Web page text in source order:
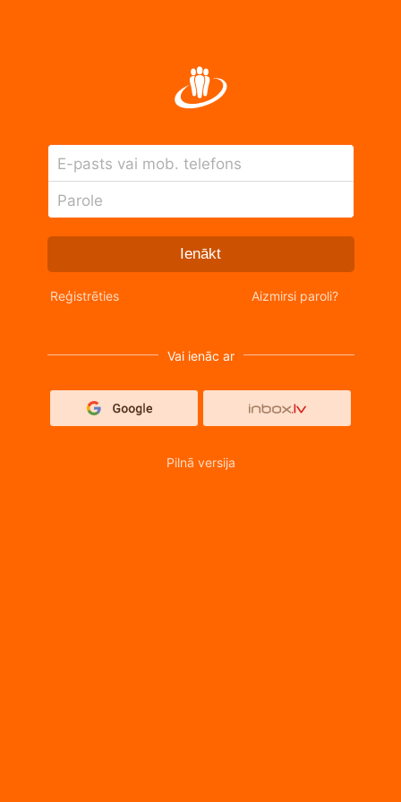
E-pasts vai mob. telefons
Parole
Ienākt
Reģistrēties Aizmirsi paroli?
Vai ienāc ar
Pilnā versija